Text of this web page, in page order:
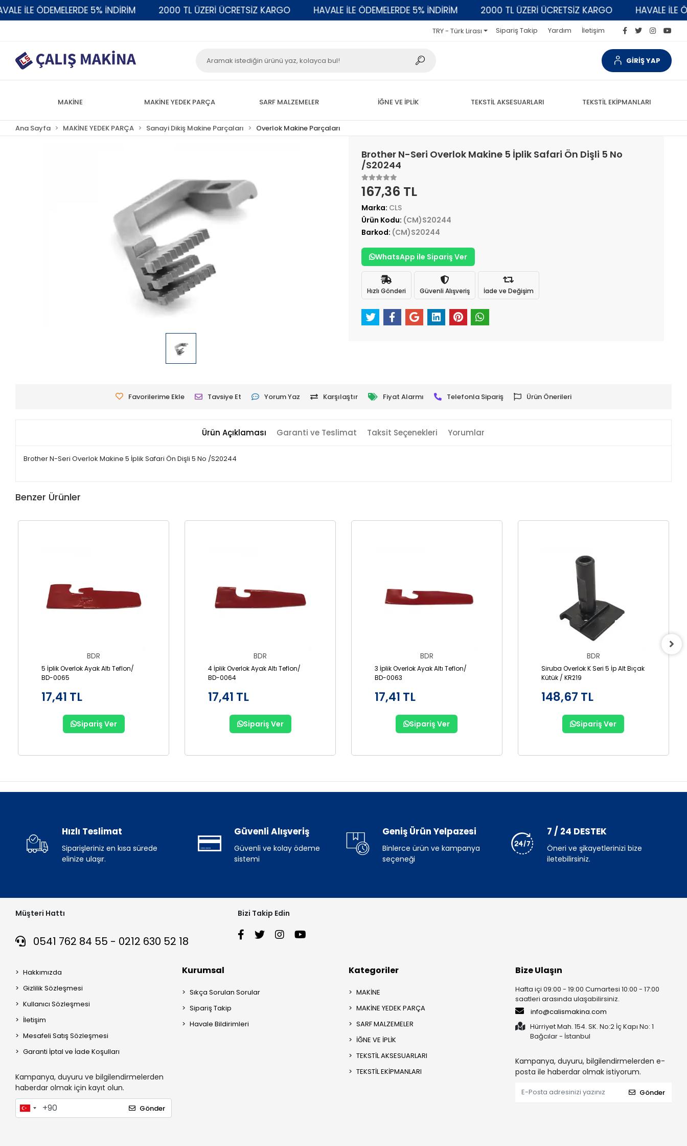
İLE ÖDEMELERDE 5% İNDİRİM 2000 TL ÜZERİ ÜCRETSİZ KARGO HAVALE İLE ÖDEMELERDE 5% İNDİRİM 2000 TL ÜZERİ ÜCRETSİZ KARGO HAVALE İLE
TRY - Türk Lirası Sipariş Takip Yardım İletişim
GİRİŞ YAP
MAKİNE MAKİNE YEDEK PARÇA SARF MALZEMELER İĞNE VE İPLİK TEKSTİL AKSESUARLARI TEKSTİL EKİPMANLARI
Ana Sayfa MAKİNE YEDEK PARÇA Sanayi Dikiş Makine Parçaları Overlok Makine Parçaları
Brother N-Seri Overlok Makine 5 İplik Safari Ön Dişli 5 No
/S20244
167,36 TL
Marka: CLS
Ürün Kodu: (CM)S20244
Barkod: (CM)S20244
WhatsApp ile Sipariş Ver
Hızlı Gönderi Güvenli Alışveriş İade ve Değişim
Favorilerime Ekle Tavsiye Et Yorum Yaz Karşılaştır Fiyat Alarmı Telefonla Sipariş Ürün Önerileri
Ürün Açıklaması Garanti ve Teslimat Taksit Seçenekleri Yorumlar
Brother N-Seri Overlok Makine 5 İplik Safari Ön Dişli 5 No /S20244
Benzer Ürünler
BDR
5 İplik Overlok Ayak Altı Teflon/
BD-0065
17,41 TL
Sipariş Ver
BDR
4 İplik Overlok Ayak Altı Teflon/
BD-0064
17,41 TL
Sipariş Ver
BDR
3 İplik Overlok Ayak Altı Teflon/
BD-0063
17,41 TL
Sipariş Ver
BDR
Siruba Overlok K Seri 5 İp Alt Bıçak
Kütük / KR219
148,67 TL
Sipariş Ver
Hızlı Teslimat
Siparişleriniz en kısa sürede
elinize ulaşır.
Güvenli Alışveriş
Güvenli ve kolay ödeme
sistemi
Geniş Ürün Yelpazesi
Binlerce ürün ve kampanya
seçeneği
7 / 24 DESTEK
Öneri ve şikayetlerinizi bize
iletebilirsiniz.
Müşteri Hattı
0541 762 84 55 - 0212 630 52 18
Bizi Takip Edin
Hakkımızda
Gizlilik Sözleşmesi
Kullanıcı Sözleşmesi
İletişim
Mesafeli Satış Sözleşmesi
Garanti İptal ve İade Koşulları
Kampanya, duyuru ve bilgilendirmelerden
haberdar olmak için kayıt olun.
Gönder
Kurumsal
Sıkça Sorulan Sorular
Sipariş Takip
Havale Bildirimleri
Kategoriler
MAKİNE
MAKİNE YEDEK PARÇA
SARF MALZEMELER
İĞNE VE İPLİK
TEKSTİL AKSESUARLARI
TEKSTİL EKİPMANLARI
Bize Ulaşın
Hafta içi 09:00 - 19:00 Cumartesi 10:00 - 17:00
saatleri arasında ulaşabilirsiniz.
info@calismakina.com
Hürriyet Mah. 154. SK. No:2 İç Kapı No: 1
Bağcılar - İstanbul
Kampanya, duyuru, bilgilendirmelerden e-
posta ile haberdar olmak istiyorum.
Gönder